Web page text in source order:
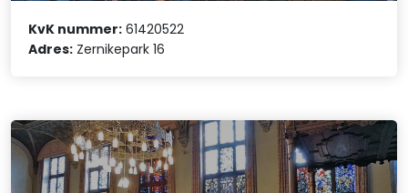
KvK nummer: 61420522
Adres: Zernikepark 16